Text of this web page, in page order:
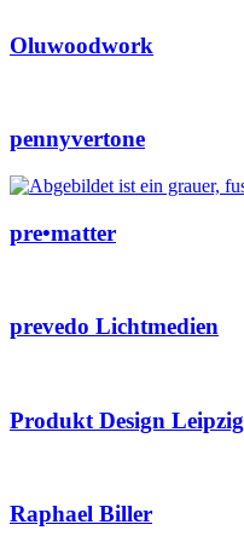
Oluwoodwork
pennyvertone
pre•matter
prevedo Lichtmedien
Produkt Design Leipzig
Raphael Biller